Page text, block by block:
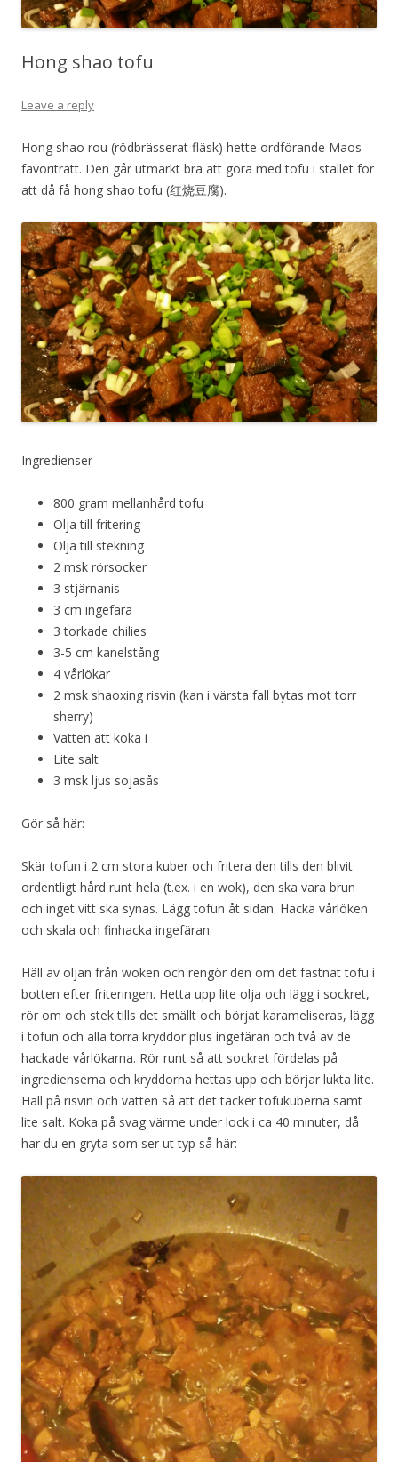
Hong shao tofu
Leave a reply
Hong shao rou (rödbrässerat fläsk) hette ordförande Maos
favoriträtt. Den går utmärkt bra att göra med tofu i stället för
att då få hong shao tofu (红烧豆腐).
Ingredienser
800 gram mellanhård tofu
Olja till fritering
Olja till stekning
2 msk rörsocker
3 stjärnanis
3 cm ingefära
3 torkade chilies
3-5 cm kanelstång
4 vårlökar
2 msk shaoxing risvin (kan i värsta fall bytas mot torr
sherry)
Vatten att koka i
Lite salt
3 msk ljus sojasås
Gör så här:
Skär tofun i 2 cm stora kuber och fritera den tills den blivit
ordentligt hård runt hela (t.ex. i en wok), den ska vara brun
och inget vitt ska synas. Lägg tofun åt sidan. Hacka vårlöken
och skala och finhacka ingefäran.
Häll av oljan från woken och rengör den om det fastnat tofu i
botten efter friteringen. Hetta upp lite olja och lägg i sockret,
rör om och stek tills det smällt och börjat karameliseras, lägg
i tofun och alla torra kryddor plus ingefäran och två av de
hackade vårlökarna. Rör runt så att sockret fördelas på
ingredienserna och kryddorna hettas upp och börjar lukta lite.
Häll på risvin och vatten så att det täcker tofukuberna samt
lite salt. Koka på svag värme under lock i ca 40 minuter, då
har du en gryta som ser ut typ så här: